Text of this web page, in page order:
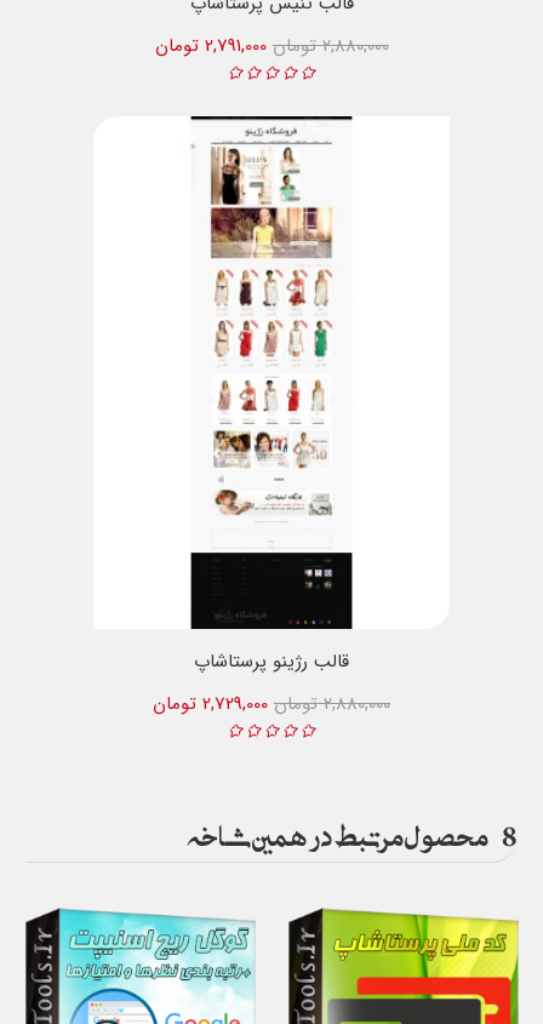
2,791,000 تومان
2,880,000 تومان
قالب رژینو پرستاشاپ
2,729,000 تومان
2,880,000 تومان
8 محصول مرتبط در همین شاخه